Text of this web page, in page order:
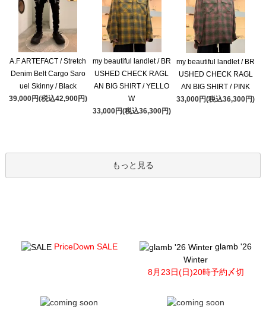
A.F ARTEFACT / Stretch
Denim Belt Cargo Saro
uel Skinny / Black
39,000円(税込42,900円)
my beautiful landlet / BR
USHED CHECK RAGL
AN BIG SHIRT / YELLO
W
33,000円(税込36,300円)
my beautiful landlet / BR
USHED CHECK RAGL
AN BIG SHIRT / PINK
33,000円(税込36,300円)
もっと見る
PriceDown SALE
glamb '26
Winter
8月23日(日)20時予約〆切